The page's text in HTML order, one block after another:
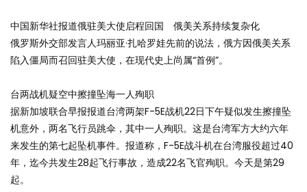
中国新华社报道俄驻美大使启程回国 俄美关系持续复杂化
俄罗斯外交部发言人玛丽亚·扎哈罗娃先前的说法，俄方因俄美关系
陷入僵局而召回驻美大使，在现代史上尚属“首例”。
台两战机疑空中擦撞坠海一人殉职
据新加坡联合早报报道台湾两架F-5E战机22日下午疑似发生擦撞坠
机意外，两名飞行员跳伞，其中一人殉职。这是台湾军方大约六年
来发生的第七起坠机事件。报道称，F-5E战斗机在台湾服役超过40
年，迄今共发生28起飞行事故，造成22名飞官殉职。今天是第29
起。